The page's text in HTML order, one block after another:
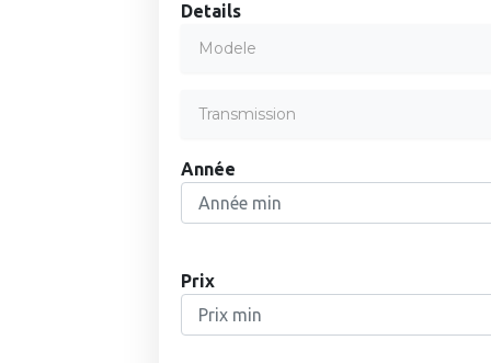
Details
Modele
Transmission
Année
Prix